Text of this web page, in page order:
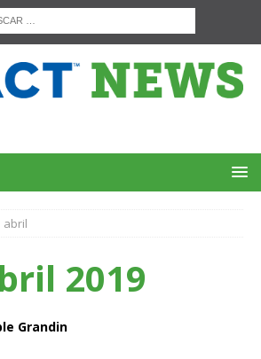
abril
2019
Grandin